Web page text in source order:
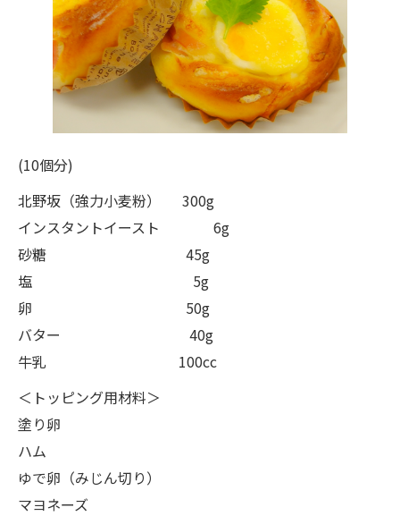
(10個分)
北野坂（強力小麦粉） 300g
インスタントイースト 6g
砂糖 45g
塩 5g
卵 50g
バター 40g
牛乳 100cc
＜トッピング用材料＞
塗り卵
ハム
ゆで卵（みじん切り）
マヨネーズ